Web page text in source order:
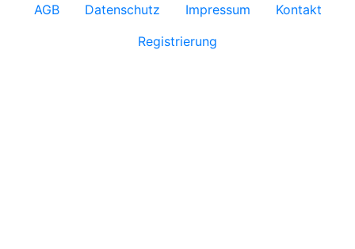
AGB Datenschutz Impressum
Kontakt
Registrierung